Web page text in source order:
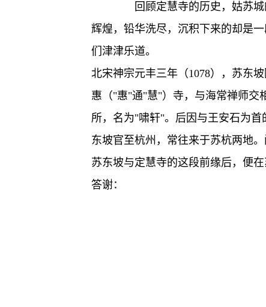
回顾定慧寺的历史，姑苏城
辉煌，铅华洗尽，沉积下来的却是
们津津乐道。
北宋神宗元丰三年（1078），苏东
惠（"惠"通"慧"）寺，与海常禅师交
所，名为"啸轩"。后因与王安石为
东坡官至杭州，常往来于苏杭两地
苏东坡与定慧寺的这段前缘后，便
答谢：